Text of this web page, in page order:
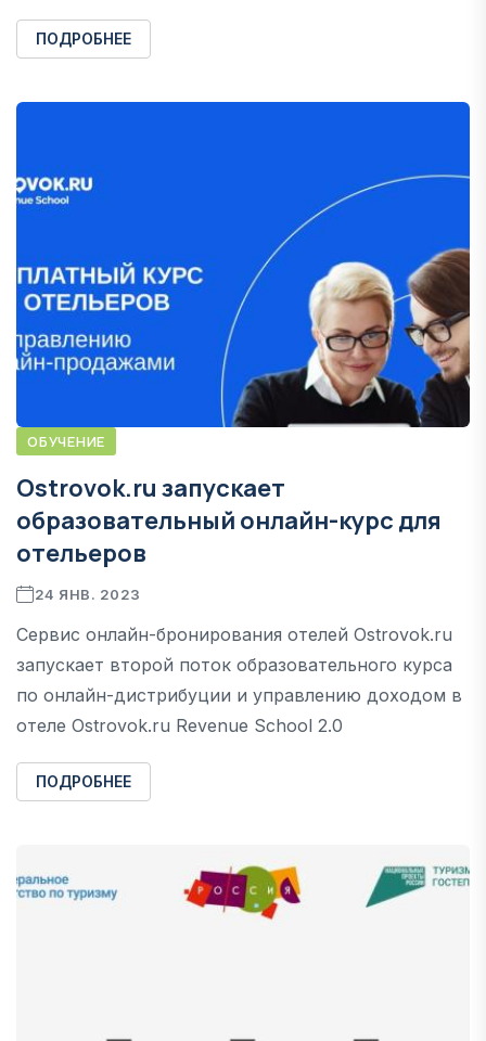
ПОДРОБНЕЕ
ОБУЧЕНИЕ
Ostrovok.ru запускает
образовательный онлайн-курс для
отельеров
24 ЯНВ. 2023
Сервис онлайн-бронирования отелей Ostrovok.ru
запускает второй поток образовательного курса
по онлайн-дистрибуции и управлению доходом в
отеле Ostrovok.ru Revenue School 2.0
ПОДРОБНЕЕ